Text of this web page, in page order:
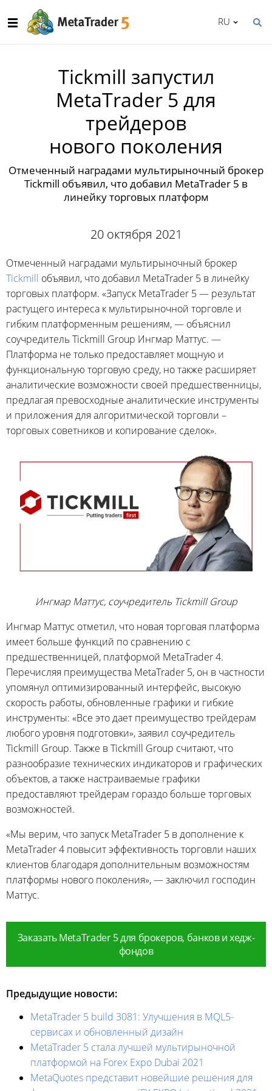
RU
Tickmill запустил
MetaTrader 5 для
трейдеров
нового поколения
Отмеченный наградами мультирыночный брокер
Tickmill объявил, что добавил MetaTrader 5 в
линейку торговых платформ
20 октября 2021
Отмеченный наградами мультирыночный брокер
Tickmill объявил, что добавил MetaTrader 5 в линейку
торговых платформ. «Запуск MetaTrader 5 — результат
растущего интереса к мультирыночной торговле и
гибким платформенным решениям, — объяснил
соучредитель Tickmill Group Ингмар Маттус. —
Платформа не только предоставляет мощную и
функциональную торговую среду, но также расширяет
аналитические возможности своей предшественницы,
предлагая превосходные аналитические инструменты
и приложения для алгоритмической торговли –
торговых советников и копирование сделок».
Ингмар Маттус, соучредитель Tickmill Group
Ингмар Маттус отметил, что новая торговая платформа
имеет больше функций по сравнению с
предшественницей, платформой MetaTrader 4.
Перечисляя преимущества MetaTrader 5, он в частности
упомянул оптимизированный интерфейс, высокую
скорость работы, обновленные графики и гибкие
инструменты: «Все это дает преимущество трейдерам
любого уровня подготовки», заявил соучредитель
Tickmill Group. Также в Tickmill Group считают, что
разнообразие технических индикаторов и графических
объектов, а также настраиваемые графики
предоставляют трейдерам гораздо больше торговых
возможностей.
«Мы верим, что запуск MetaTrader 5 в дополнение к
MetaTrader 4 повысит эффективность торговли наших
клиентов благодаря дополнительным возможностям
платформы нового поколения», — заключил господин
Маттус.
Заказать MetaTrader 5 для брокеров, банков и хедж-
фондов
Предыдущие новости:
MetaTrader 5 build 3081: Улучшения в MQL5-
сервисах и обновленный дизайн
MetaTrader 5 стала лучшей мультирыночной
платформой на Forex Expo Dubai 2021
MetaQuotes представит новейшие решения для